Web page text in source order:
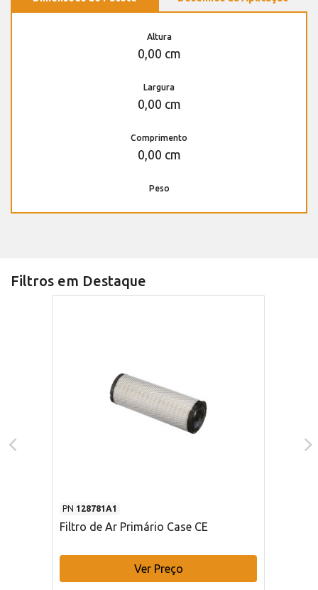
Altura
0,00 cm
Largura
0,00 cm
Comprimento
0,00 cm
Peso
Filtros em Destaque
PN 128781A1
Filtro de Ar Primário Case CE
Ver Preço